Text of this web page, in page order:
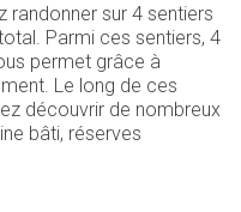
randonner sur 4 sentiers
Parmi ces sentiers, 4
permet grâce à
Le long de ces
découvrir de nombreux
bâti, réserves